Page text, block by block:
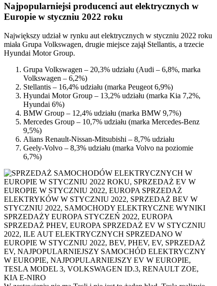
Najpopularniejsi producenci aut elektrycznych w
Europie w styczniu 2022 roku
Największy udział w rynku aut elektrycznych w styczniu 2022 roku
miała Grupa Volkswagen, drugie miejsce zajął Stellantis, a trzecie
Hyundai Motor Group.
Grupa Volkswagen – 20,3% udziału (Audi – 6,8%, marka
Volkswagen – 6,2%)
Stellantis – 16,4% udziału (marka Peugeot 6,9%)
Hyundai Motor Group – 13,2% udziału (marka Kia 7,2%,
Hyundai 6%)
BMW Group – 12,4% udziału (marka BMW 9,7%)
Mercedes Group – 10,7% udziału (marka Mercedes-Benz
9,5%)
Alians Renault-Nissan-Mitsubishi – 8,7% udziału
Geely-Volvo – 8,3% udziału (marka Volvo na poziomie
6,7%)